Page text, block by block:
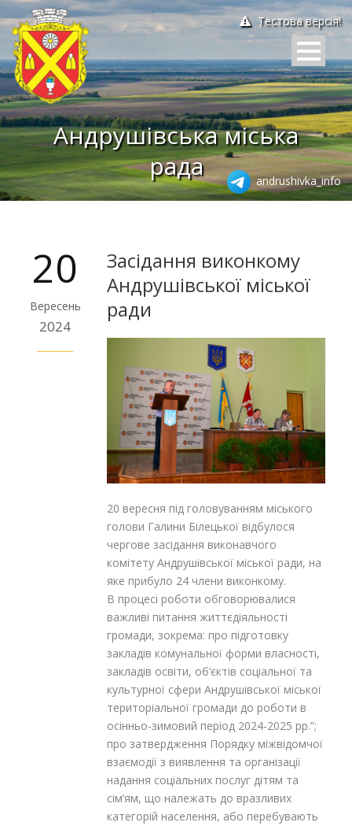
Тестова версія!
Андрушівська міська
рада
andrushivka_info
20
Вересень
2024
Засідання виконкому
Андрушівської міської
ради
20 вересня під головуванням міського
голови Галини Білецької відбулося
чергове засідання виконавчого
комітету Андрушівської міської ради, на
яке прибуло 24 члени виконкому.
В процесі роботи обговорювалися
важливі питання життєдіяльності
громади, зокрема: про підготовку
закладів комунальної форми власності,
закладів освіти, об’єктів соціальної та
культурної сфери Андрушівської міської
територіальної громади до роботи в
осінньо-зимовий період 2024-2025 рр.”;
про затвердження Порядку міжвідомчої
взаємодії з виявлення та організації
надання соціальних послуг дітям та
сім’ям, що належать до вразливих
категорій населення, або перебувають